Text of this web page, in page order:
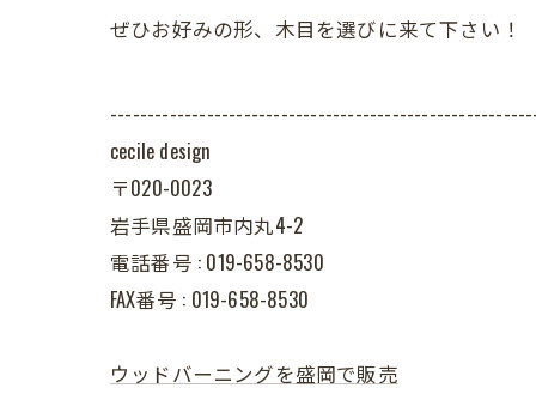
ぜひお好みの形、木目を選びに来て下さい！
cecile design
〒020-0023
岩手県盛岡市内丸4-2
電話番号 : 019-658-8530
FAX番号 : 019-658-8530
ウッドバーニングを盛岡で販売